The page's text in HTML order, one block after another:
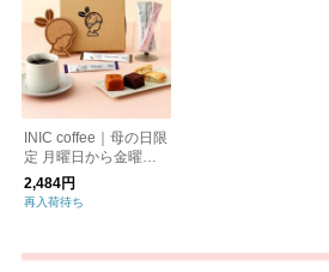
INIC coffee｜母の日限
定 月曜日から金曜日
までのコーヒーギフト
2,484円
再入荷待ち